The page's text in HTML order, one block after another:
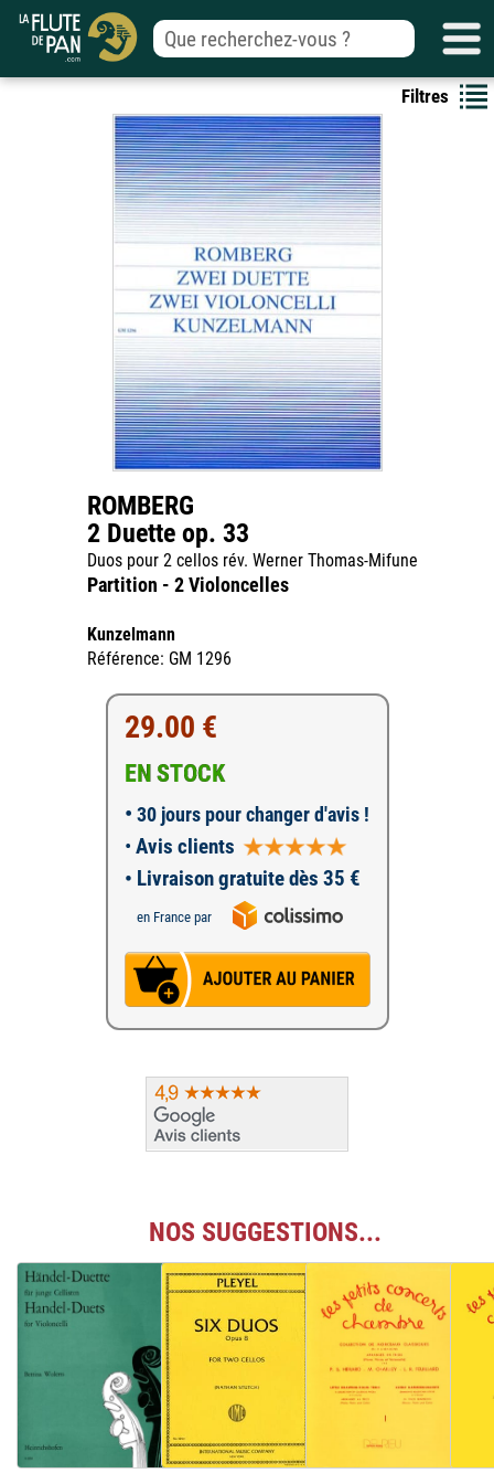
Filtres
ROMBERG
2 Duette op. 33
Duos pour 2 cellos rév. Werner Thomas-Mifune
Partition - 2 Violoncelles
Kunzelmann
Référence: GM 1296
29.00 €
EN STOCK
• 30 jours pour changer d'avis !
• Avis clients
• Livraison gratuite dès 35 €
en France par
NOS SUGGESTIONS...